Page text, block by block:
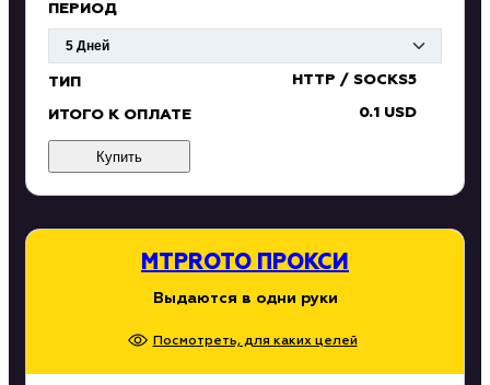
ПЕРИОД
ТИП HTTP / SOCKS5
ИТОГО К ОПЛАТЕ 0.1 USD
Купить
MTPROTO ПРОКСИ
Выдаются в одни руки
Посмотреть, для каких целей